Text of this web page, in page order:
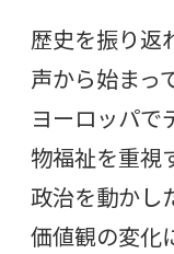
歴史を振り返
声から始まっ
ヨーロッパで
物福祉を重視
政治を動かし
価値観の変化